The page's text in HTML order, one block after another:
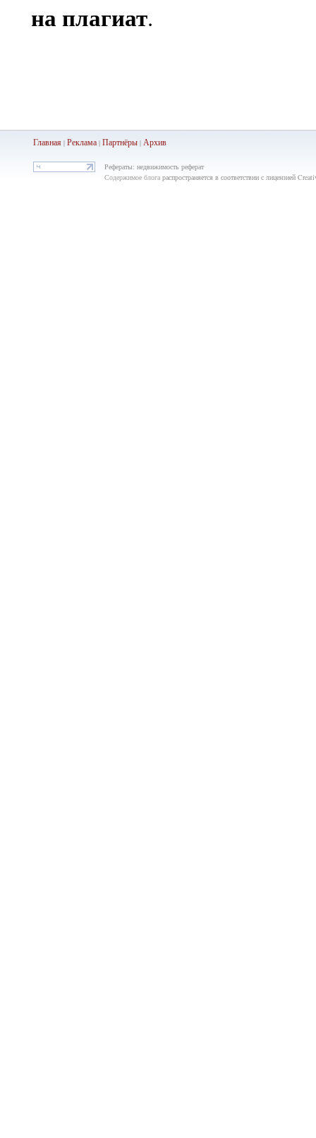
на плагиат.
Главная| Реклама| Партнёры| Архив
Рефераты: недвижимость реферат
Содержимое блогараспространяется в соответствии с лицензией